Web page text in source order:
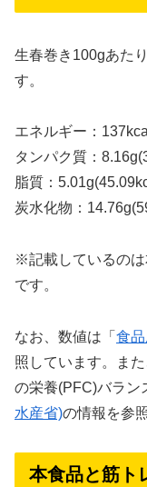
生春巻き100gあた
す。
エネルギー：137kcal
タンパク質：
脂質：
炭水化物：
※記載しているの
です。
なお、数値は「 食
照しています。ま
の栄養(PFC)バラン
水産省)の情報を参
本食品と筋ト